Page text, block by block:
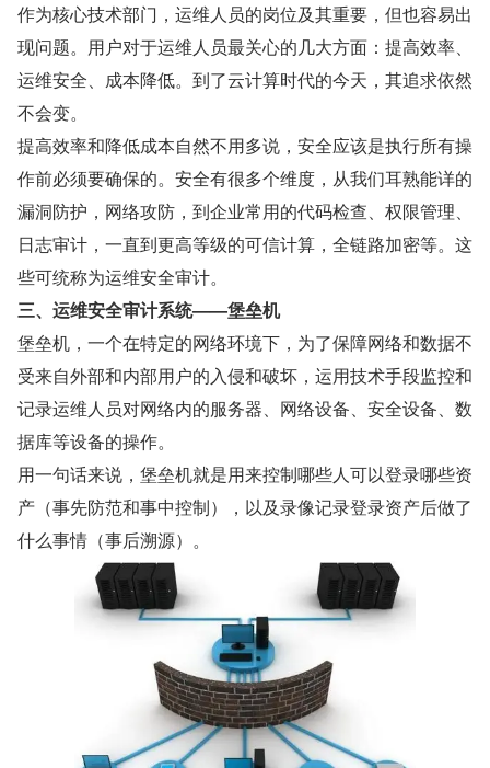
作为核心技术部门，运维人员的岗位及其重要，但也容易出
现问题。用户对于运维人员最关心的几大方面：提高效率、
运维安全、成本降低。到了云计算时代的今天，其追求依然
不会变。
提高效率和降低成本自然不用多说，安全应该是执行所有操
作前必须要确保的。安全有很多个维度，从我们耳熟能详的
漏洞防护，网络攻防，到企业常用的代码检查、权限管理、
日志审计，一直到更高等级的可信计算，全链路加密等。这
些可统称为运维安全审计。
三、运维安全审计系统——堡垒机
堡垒机，一个在特定的网络环境下，为了保障网络和数据不
受来自外部和内部用户的入侵和破坏，运用技术手段监控和
记录运维人员对网络内的服务器、网络设备、安全设备、数
据库等设备的操作。
用一句话来说，堡垒机就是用来控制哪些人可以登录哪些资
产（事先防范和事中控制），以及录像记录登录资产后做了
什么事情（事后溯源）。